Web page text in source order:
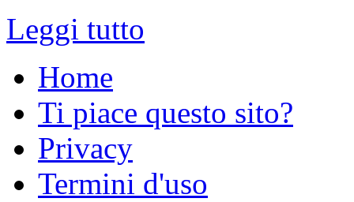
Leggi tutto
Home
Ti piace questo sito?
Privacy
Termini d'uso